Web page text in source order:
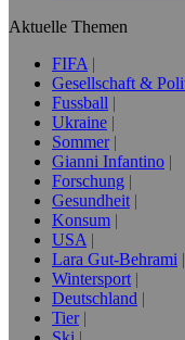
Aktuelle Themen
FIFA
Gesellschaft &
Fussball
Ukraine
Sommer
Gianni Infantino
Forschung
Gesundheit
Konsum
USA
Lara Gut-Behrami
Wintersport
Deutschland
Tier